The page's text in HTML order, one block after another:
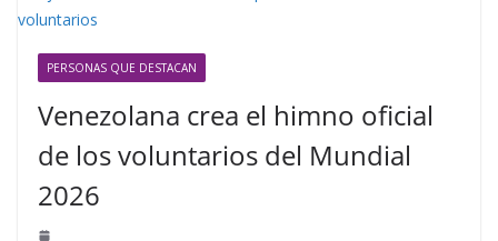
PERSONAS QUE DESTACAN
Venezolana crea el himno oficial
de los voluntarios del Mundial
2026